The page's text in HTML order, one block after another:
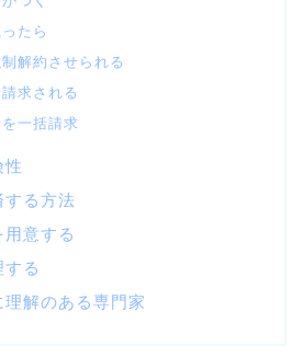
たら
解約させられる
求される
一括請求
性
する方法
意する
る
解のある専門家